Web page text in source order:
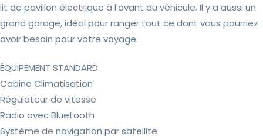
lit de pavillon électrique à l'avant du véhicule. Il y a aussi un
grand garage, idéal pour ranger tout ce dont vous pourriez
avoir besoin pour votre voyage.
ÉQUIPEMENT STANDARD:
Cabine Climatisation
Régulateur de vitesse
Radio avec Bluetooth
Système de navigation par satellite